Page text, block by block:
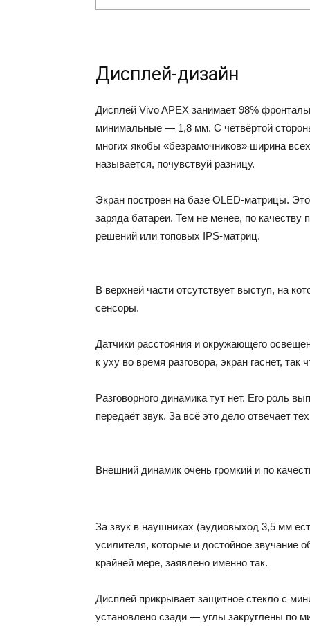
Дисплей-дизайн
Дисплей Vivo APEX занимает 98%
минимальные — 1,8 мм. С четвёртой
многих якобы «безрамочников» ширина
называется, почувствуй разницу.
Экран построен на базе OLED-матрицы.
заряда батареи. Тем не менее, по
решений или топовых IPS-матриц.
В верхней части отсутствует выступ, на
сенсоры.
Датчики расстояния и окружающего
к уху во время разговора, экран гаснет,
Разговорного динамика тут нет. Его роль
передаёт звук. За всё это дело отвечает
Внешний динамик очень громкий и по
За звук в наушниках (аудиовыход 3,5 мм
усилителя, которые и достойное звучание
крайней мере, заявлено именно так.
Дисплей прикрывает защитное стекло с
установлено сзади — углы закруглены по